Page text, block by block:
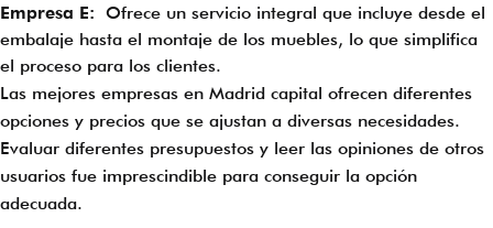
Empresa E: Ofrece un servicio integral que incluye desde el
embalaje hasta el montaje de los muebles, lo que simplifica
el proceso para los clientes.
Las mejores empresas en Madrid capital ofrecen diferentes
opciones y precios que se ajustan a diversas necesidades.
Evaluar diferentes presupuestos y leer las opiniones de otros
usuarios fue imprescindible para conseguir la opción
adecuada.